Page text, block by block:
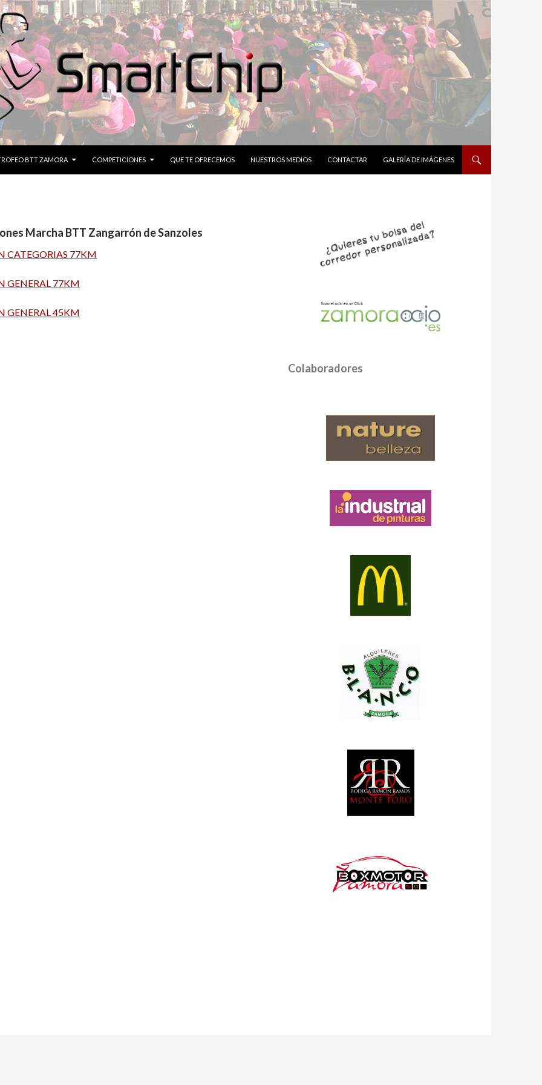
BTT ZAMORA COMPETICIONES QUE TE OFRECEMOS NUESTROS MEDIOS CONTACTAR GALERÍA DE IMÁGENES
Marcha BTT Zangarrón de Sanzoles
CATEGORIAS 77KM
GENERAL 77KM
GENERAL 45KM
Colaboradores